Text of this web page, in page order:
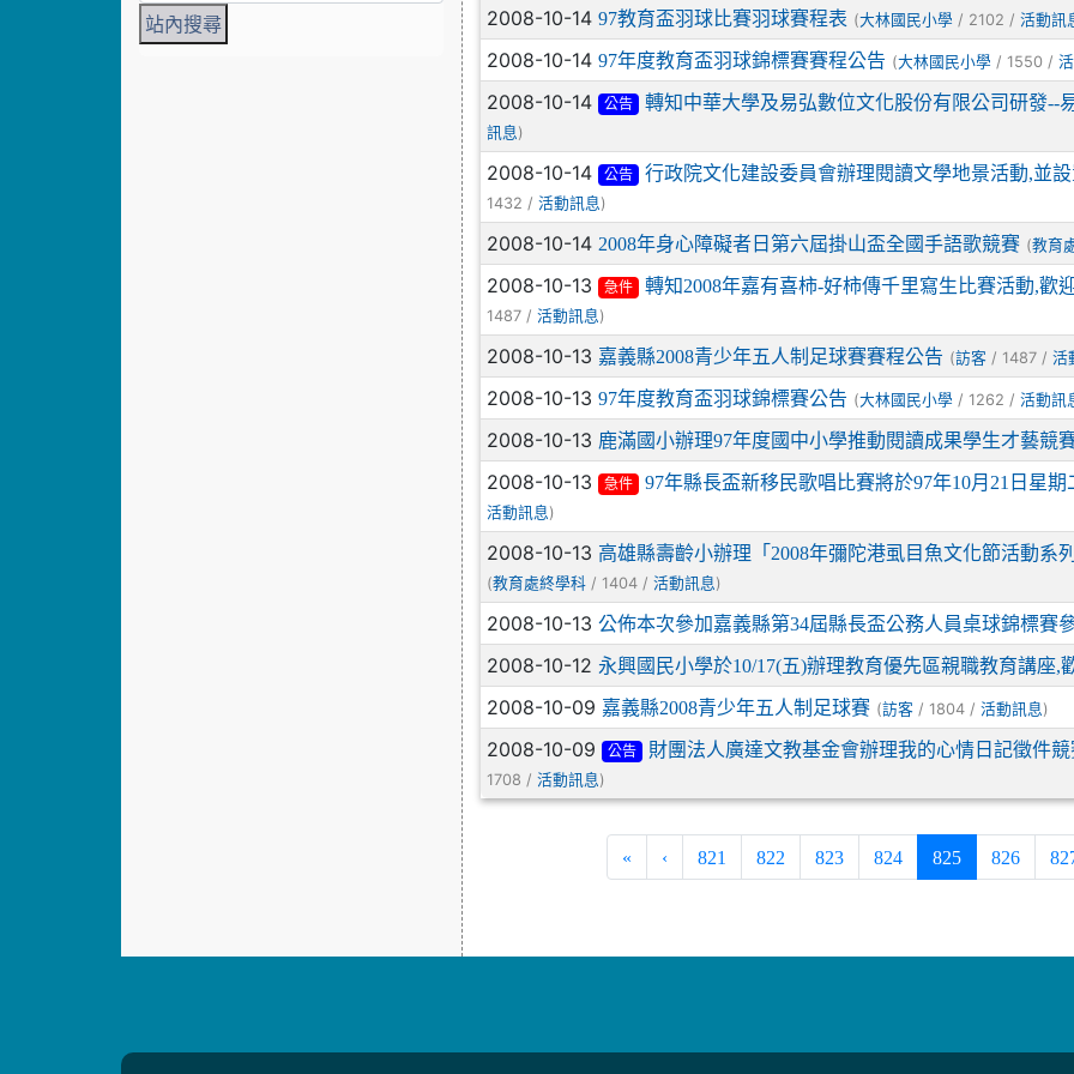
2008-10-1497教育盃羽球比賽羽球賽程表 (大林國民小學 / 2102 /活動訊
2008-10-1497年度教育盃羽球錦標賽賽程公告 (大林國民小學 / 1550 /
2008-10-14 公告 轉知中華大學及易弘數位文化股份有限公司研發--
訊息 )
2008-10-14 公告 行政院文化建設委員會辦理閱讀文學地景活動,並
1432 /活動訊息 )
2008-10-142008年身心障礙者日第六屆掛山盃全國手語歌競賽 (教育
2008-10-13 急件 轉知2008年嘉有喜柿-好柿傳千里寫生比賽活動,歡
1487 /活動訊息 )
2008-10-13 嘉義縣2008青少年五人制足球賽賽程公告 (訪客 / 1487 /活
2008-10-1397年度教育盃羽球錦標賽公告 (大林國民小學 / 1262 /活動訊
2008-10-13 鹿滿國小辦理97年度國中小學推動閱讀成果學生才藝競
2008-10-13 急件 97年縣長盃新移民歌唱比賽將於97年10月21日星
活動訊息 )
2008-10-13 高雄縣壽齡小辦理「2008年彌陀港虱目魚文化節活動系
(教育處終學科 / 1404 /活動訊息 )
2008-10-13公佈本次參加嘉義縣第34屆縣長盃公務人員桌球錦標賽
2008-10-12永興國民小學於10/17(五)辦理教育優先區親職教育講座,
2008-10-09 嘉義縣2008青少年五人制足球賽 (訪客 / 1804 /活動訊息 )
2008-10-09 公告 財團法人廣達文教基金會辦理我的心情日記徵件
1708 /活動訊息 )
« ‹ 821 822 823 824 825(current)
826